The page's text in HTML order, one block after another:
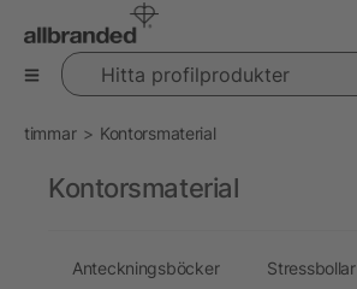
Hitta profilprodukter
timmar Kontorsmaterial
Kontorsmaterial
Anteckningsböcker Stressbollar